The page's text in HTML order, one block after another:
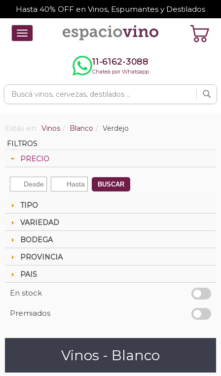
Hasta 40% OFF en Vinos, Espumantes y Destilados
Toggle
navigation
11-6162-3088
Chateá por Whatsapp
Estás en: Vinos Blanco
Verdejo
FILTROS
PRECIO
BUSCAR
TIPO
VARIEDAD
BODEGA
PROVINCIA
PAIS
En stock
Premiados
Vinos - Blanco